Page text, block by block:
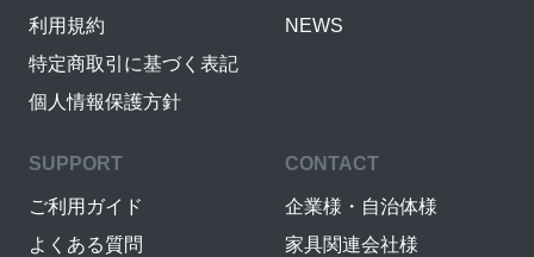
利用規約
特定商取引に基づく表記
個人情報保護方針
NEWS
SUPPORT
ご利用ガイド
よくある質問
CONTACT
企業様・自治体様
家具関連会社様